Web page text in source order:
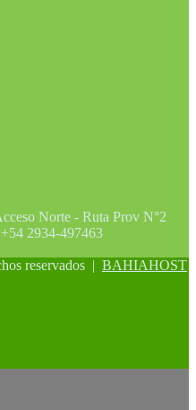
Norte - Ruta Prov N°2
2934-497463
reservados | BAHIAHOST